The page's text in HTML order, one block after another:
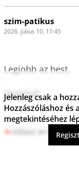
szim-patikus
2026. július 10. 11:45
Legjobb az best.
(angolul)
Válasz erre 1 0
Jelenleg csak a
Hozzászóláshoz
megtekintéséhez